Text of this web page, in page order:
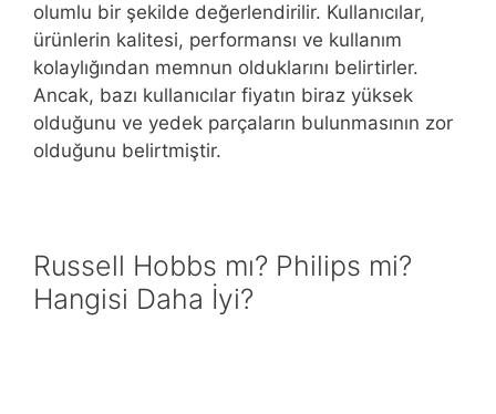
olumlu bir şekilde değerlendirilir. Kullanıcılar,
ürünlerin kalitesi, performansı ve kullanım
kolaylığından memnun olduklarını belirtirler.
Ancak, bazı kullanıcılar fiyatın biraz yüksek
olduğunu ve yedek parçaların bulunmasının zor
olduğunu belirtmiştir.
Russell Hobbs mı? Philips mi?
Hangisi Daha İyi?